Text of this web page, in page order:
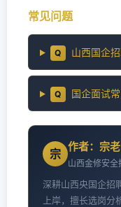
常见问题
Q 山西国企
Q 国企面试
宗
作者：宗
山西金修安全
深耕山西央国企招
上岸，擅长选岗分